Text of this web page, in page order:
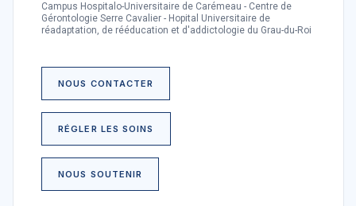
Campus Hospitalo-Universitaire de Carémeau - Centre de
Gérontologie Serre Cavalier - Hopital Universitaire de
réadaptation, de rééducation et d'addictologie du Grau-du-Roi
NOUS CONTACTER
RÉGLER LES SOINS
NOUS SOUTENIR